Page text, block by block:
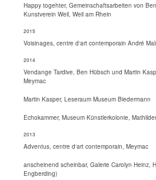
Happy togehter, Gemeinschaftsarbeiten von
Kunstverein Weil, Weil am Rhein
2015
Voisinages, centre d‘art contemporain André
2014
Vendange Tardive, Ben Hübsch und Martin
Meymac
Martin Kasper, Leseraum Museum Biedermann
Echokammer, Museum Künstlerkolonie,
2013
Adventus, centre d‘art contemporain, Meymac
anscheinend scheinbar, Galerie Carolyn Heinz,
Engberding)